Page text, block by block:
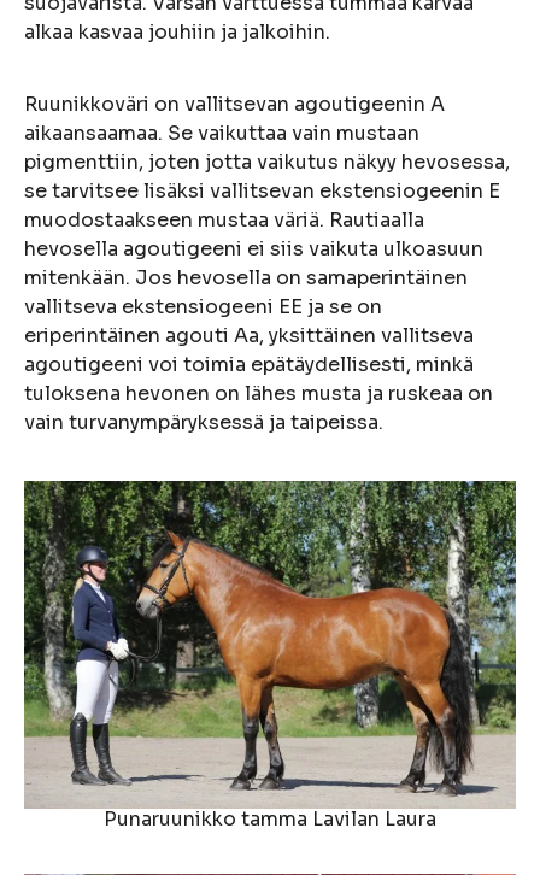
alkaa kasvaa jouhiin ja jalkoihin.
Ruunikkoväri on vallitsevan agoutigeenin A
aikaansaamaa. Se vaikuttaa vain mustaan
pigmenttiin, joten jotta vaikutus näkyy hevosessa,
se tarvitsee lisäksi vallitsevan ekstensiogeenin E
muodostaakseen mustaa väriä. Rautiaalla
hevosella agoutigeeni ei siis vaikuta ulkoasuun
mitenkään. Jos hevosella on samaperintäinen
vallitseva ekstensiogeeni EE ja se on
eriperintäinen agouti Aa, yksittäinen vallitseva
agoutigeeni voi toimia epätäydellisesti, minkä
tuloksena hevonen on lähes musta ja ruskeaa on
vain turvanympäryksessä ja taipeissa.
Punaruunikko tamma Lavilan Laura